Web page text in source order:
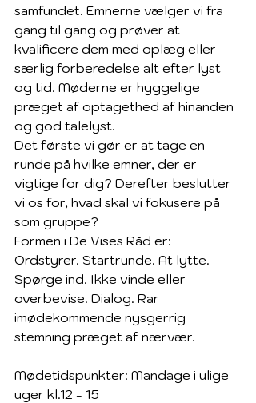
samfundet. Emnerne vælger vi fra
gang til gang og prøver at
kvalificere dem med oplæg eller
særlig forberedelse alt efter lyst
og tid. Møderne er hyggelige
præget af optagethed af hinanden
og god talelyst.
Det første vi gør er at tage en
runde på hvilke emner, der er
vigtige for dig? Derefter beslutter
vi os for, hvad skal vi fokusere på
som gruppe?
Formen i De Vises Råd er:
Ordstyrer. Startrunde. At lytte.
Spørge ind. Ikke vinde eller
overbevise. Dialog. Rar
imødekommende nysgerrig
stemning præget af nærvær.
Mødetidspunkter: Mandage i ulige
uger kl.12 - 15